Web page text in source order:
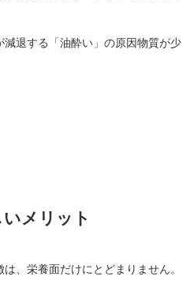
退する「油酔い」の原因物質が少
メリット
、栄養面だけにとどまりません。